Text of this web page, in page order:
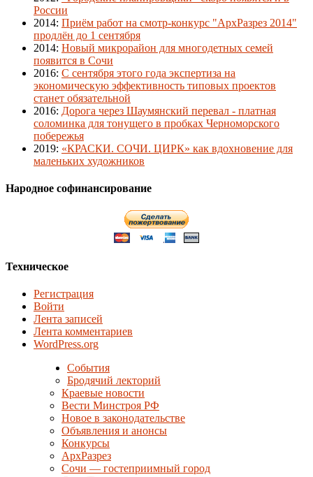
России
2014: Приём работ на смотр-конкурс "АрхРазрез 2014"
продлён до 1 сентября
2014: Новый микрорайон для многодетных семей
появится в Сочи
2016: С сентября этого года экспертиза на
экономическую эффективность типовых проектов
станет обязательной
2016: Дорога через Шаумянский перевал - платная
соломинка для тонущего в пробках Черноморского
побережья
2019: «КРАСКИ. СОЧИ. ЦИРК» как вдохновение для
маленьких художников
Народное софинансирование
Техническое
Регистрация
Войти
Лента записей
Лента комментариев
WordPress.org
События
Бродячий лекторий
Краевые новости
Вести Минстроя РФ
Новое в законодательстве
Объявления и анонсы
Конкурсы
АрхРазрез
Сочи — гостеприимный город